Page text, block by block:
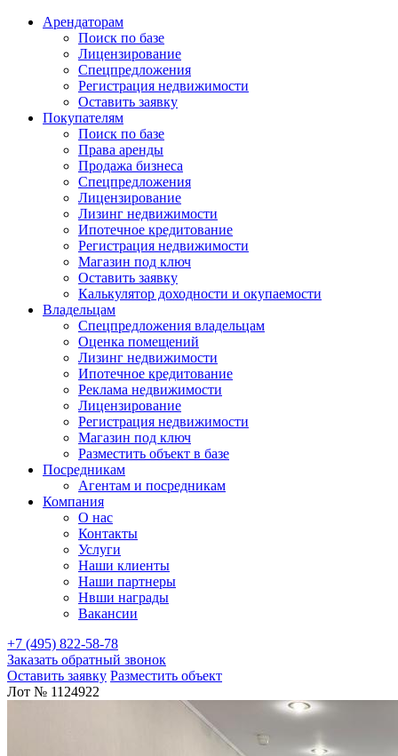
Арендаторам
Поиск по базе
Лицензирование
Спецпредложения
Регистрация недвижимости
Оставить заявку
Покупателям
Поиск по базе
Права аренды
Продажа бизнеса
Спецпредложения
Лицензирование
Лизинг недвижимости
Ипотечное кредитование
Регистрация недвижимости
Магазин под ключ
Оставить заявку
Калькулятор доходности и окупаемости
Владельцам
Спецпредложения владельцам
Оценка помещений
Лизинг недвижимости
Ипотечное кредитование
Реклама недвижимости
Лицензирование
Регистрация недвижимости
Магазин под ключ
Разместить объект в базе
Посредникам
Агентам и посредникам
Компания
О нас
Контакты
Услуги
Наши клиенты
Наши партнеры
Нвши награды
Вакансии
+7 (495) 822-58-78
Заказать обратный звонок
Оставить заявку Разместить объект
Лот № 1124922